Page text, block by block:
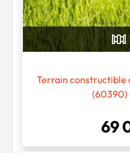
Terrain constructible
(60390)
69